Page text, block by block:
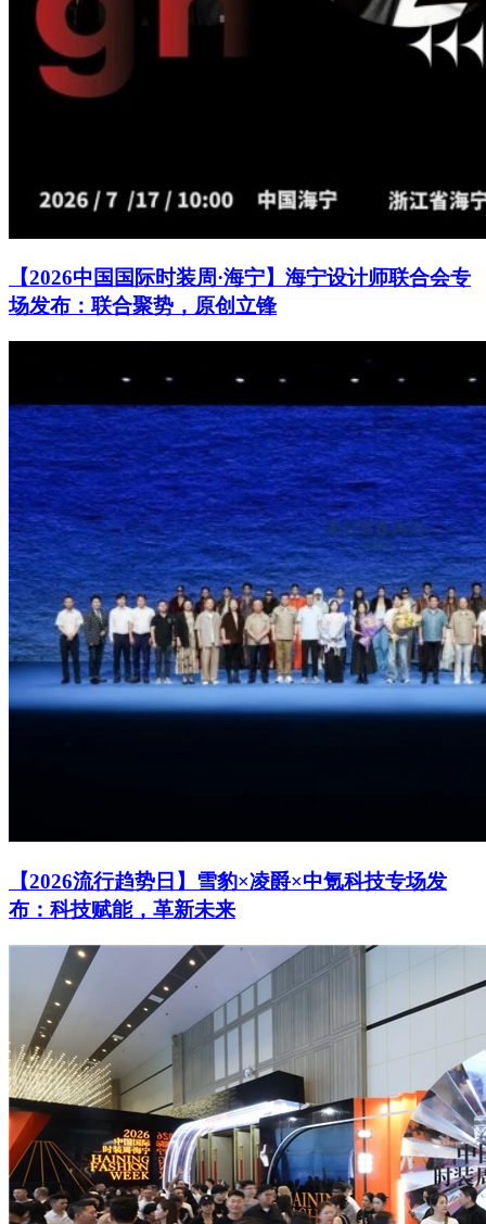
【2026中国国际时装周·海宁】海宁设计师联合会专
场发布：联合聚势，原创立锋
【2026流行趋势日】雪豹×凌爵×中氪科技专场发
布：科技赋能，革新未来